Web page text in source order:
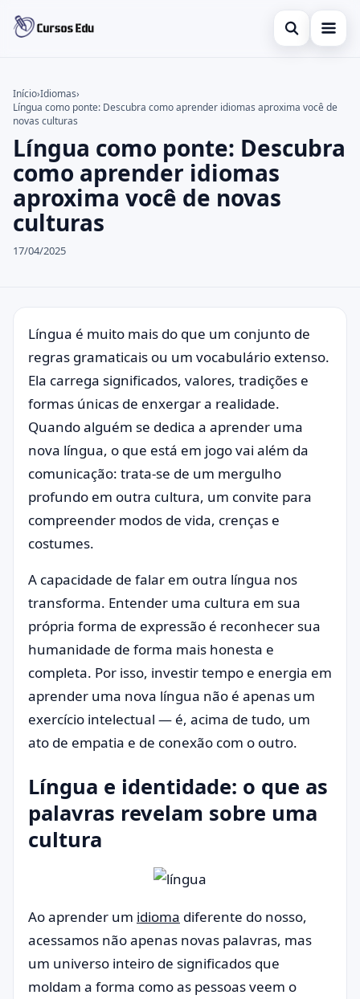
Abrir busca
Inglês
Idiomas
espanhol
Buscar no site
Buscar por:
Pressione Enter para buscar ou ESC para fechar.
Início›Idiomas›
Língua como ponte: Descubra como aprender idiomas aproxima você de
novas culturas
Língua como ponte: Descubra
como aprender idiomas
aproxima você de novas
culturas
17/04/2025
Língua é muito mais do que um conjunto de
regras gramaticais ou um vocabulário extenso.
Ela carrega significados, valores, tradições e
formas únicas de enxergar a realidade.
Quando alguém se dedica a aprender uma
nova língua, o que está em jogo vai além da
comunicação: trata-se de um mergulho
profundo em outra cultura, um convite para
compreender modos de vida, crenças e
costumes.
A capacidade de falar em outra língua nos
transforma. Entender uma cultura em sua
própria forma de expressão é reconhecer sua
humanidade de forma mais honesta e
completa. Por isso, investir tempo e energia em
aprender uma nova língua não é apenas um
exercício intelectual — é, acima de tudo, um
ato de empatia e de conexão com o outro.
Língua e identidade: o que as
palavras revelam sobre uma
cultura
Ao aprender um idioma diferente do nosso,
acessamos não apenas novas palavras, mas
um universo inteiro de significados que
moldam a forma como as pessoas veem o